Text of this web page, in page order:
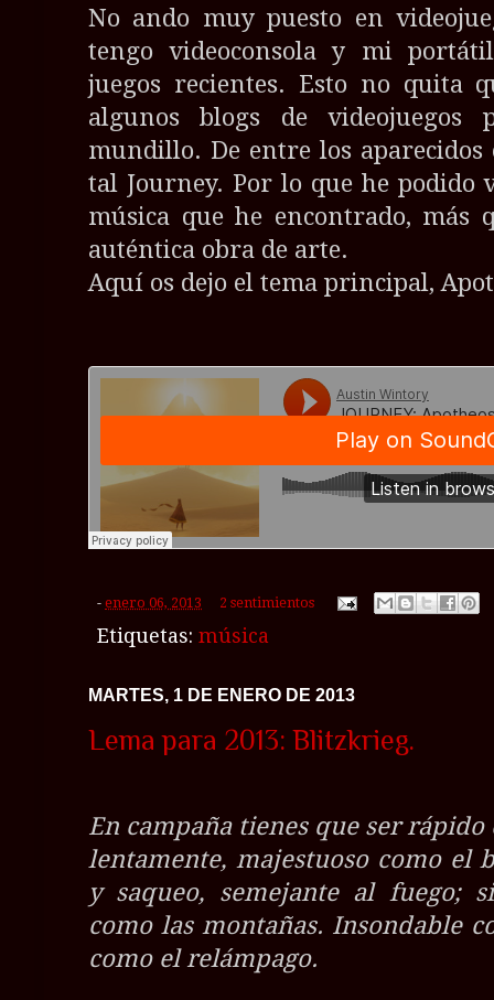
No ando muy puesto en
tengo videoconsola y mi
juegos recientes. Esto no quita
algunos blogs de
mundillo. De entre los aparecidos
tal Journey. Por lo que he podido
música que he encontrado, más
auténtica obra de arte.
Aquí os dejo el tema principal,
- enero 06, 2013 2 sentimientos
Etiquetas: música
MARTES, 1 DE ENERO DE 2013
Lema para 2013: Blitzkrieg.
En campaña tienes que ser
lentamente, majestuoso como el
y saqueo, semejante al fuego;
como las montañas. Insondable
como el relámpago.